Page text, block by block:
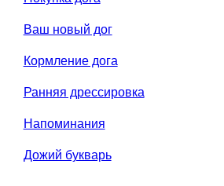
Ваш новый дог
Кормление дога
Ранняя дрессировка
Напоминания
Дожий букварь